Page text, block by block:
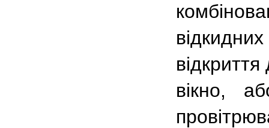
вікно,